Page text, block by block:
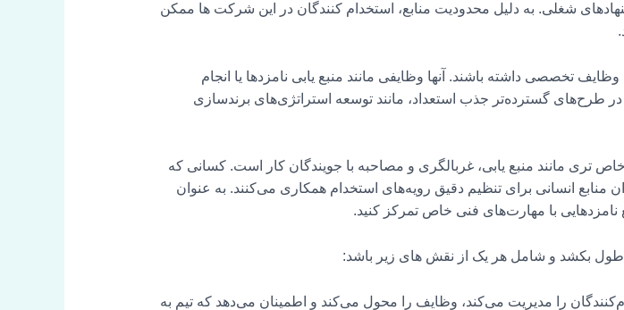
شغلی. به دلیل محدودیت منابع، استخدام کنندگان در این شرکت ها ممکن
متوسط با 50 تا 250 پرسنل ممکن است وظایف تخصصی داشته باشند. آنها وظایفی مانند منبع یابی نامزدها یا انجام
در طرح‌های گسترده‌تر جذب استعداد، مانند توسعه استراتژی‌های برندسازی
شامل کارکردهای خاص تری مانند منبع یابی، غربالگری و مصاحبه با جویندگان کار است. کسانی که
انسانی برای تنظیم دقیق رویه‌های استخدام همکاری می‌کنند. به عنوان
با مهارت‌های فنی خاص تمرکز کنید.
را مدیریت می‌کند، وظایف را محول می‌کند و اطمینان می‌دهد که تیم به